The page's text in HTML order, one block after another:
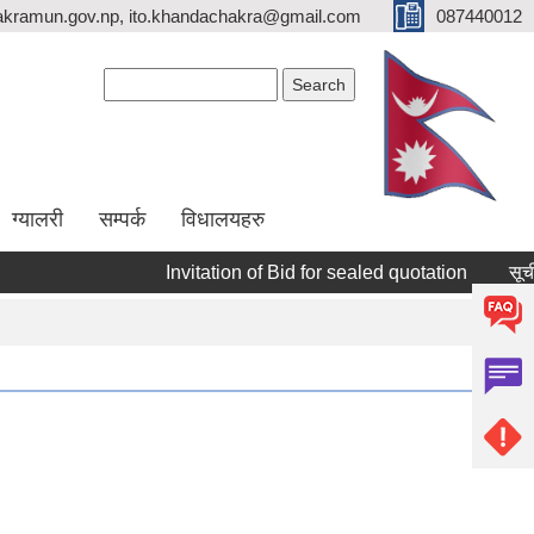
ito.khandachakra@gmail.com 087440012
ग्यालरी सम्पर्क विधालयहरु
Invitation of Bid for sealed quotation